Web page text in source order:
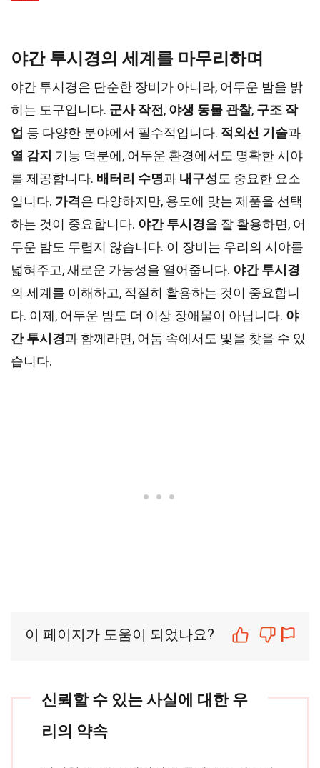
야간 투시경의 세계를 마무리하며
야간 투시경은 단순한 장비가 아니라, 어두운 밤을 밝
히는 도구입니다. 군사 작전 , 야생 동물 관찰, 구조 작
업 등 다양한 분야에서 필수적입니다. 적외선 기술과
열 감지 기능 덕분에, 어두운 환경에서도 명확한 시야
를 제공합니다. 배터리 수명과 내구성 도 중요한 요소
입니다. 가격은 다양하지만, 용도에 맞는 제품을 선택
하는 것이 중요합니다. 야간 투시경을 잘 활용하면, 어
두운 밤도 두렵지 않습니다. 이 장비는 우리의 시야를
넓혀주고, 새로운 가능성을 열어줍니다. 야간 투시경
의 세계를 이해하고, 적절히 활용하는 것이 중요합니
다. 이제, 어두운 밤도 더 이상 장애물이 아닙니다. 야
간 투시경과 함께라면, 어둠 속에서도 빛을 찾을 수 있
습니다.
이 페이지가 도움이 되었나요?
신뢰할 수 있는 사실에 대한 우
리의 약속